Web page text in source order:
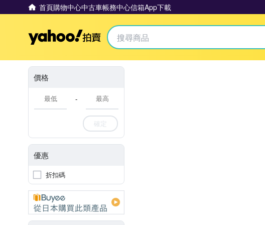
首頁購物中心中古車帳務中心信箱App下載
Yahoo拍賣
價格
-
確定
優惠
折扣碼